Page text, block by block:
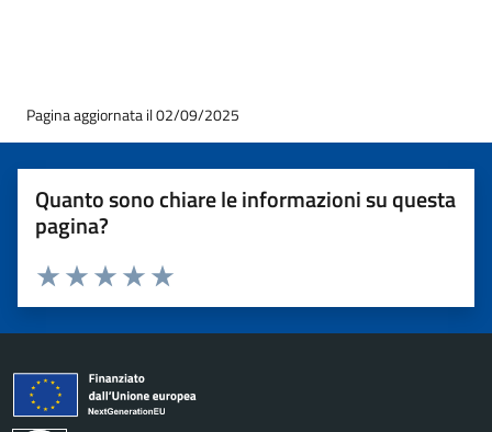
Pagina aggiornata il 02/09/2025
Quanto sono chiare le informazioni su questa
pagina?
Valuta 5 stelle su 5
Valuta 4 stelle su 5
Valuta 3 stelle su 5
Valuta 2 stelle su 5
Valuta 1 stelle su 5